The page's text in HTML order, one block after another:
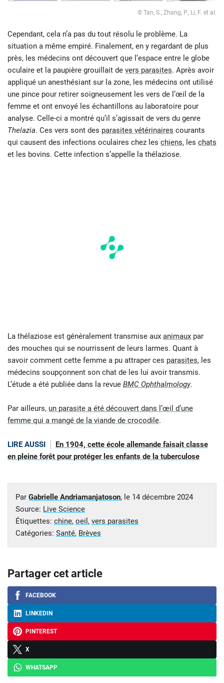
© Tan, S., Zhang, P., Li, F. et al.
Cependant, cela n’a pas du tout résolu le problème. La
situation a même empiré. Finalement, en y regardant de plus
près, les médecins ont découvert que l’espace entre le globe
oculaire et la paupière grouillait de vers parasites. Après avoir
appliqué un anesthésiant sur la zone, les médecins ont utilisé
une pince pour retirer soigneusement les vers de l’œil de la
femme et ont envoyé les échantillons au laboratoire pour
analyse. Celle-ci a montré qu’il s’agissait de vers du genre
Thelazia. Ces vers sont des parasites vétérinaires courants
qui causent des infections oculaires chez les chiens, les chats
et les bovins. Cette infection s’appelle la thélaziose.
La thélaziose est généralement transmise aux animaux par
des mouches qui se nourrissent de leurs larmes. Quant à
savoir comment cette femme a pu attraper ces parasites, les
médecins soupçonnent son chat de les lui avoir transmis.
L’étude a été publiée dans la revue BMC Ophthalmology.
Par ailleurs, un parasite a été découvert dans l’œil d’une
femme qui a mangé de la viande de crocodile.
LIRE AUSSI
En 1904, cette école allemande faisait classe
en pleine forêt pour protéger les enfants de la tuberculose
Par Gabrielle Andriamanjatoson, le 14 décembre 2024
Source: Live Science
Étiquettes: chine, oeil , vers parasites
Catégories: Santé, Brèves
Partager cet article
FACEBOOK
LINKEDIN
PINTEREST
X
WHATSAPP